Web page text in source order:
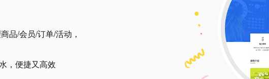
品/会员/订单/活动，
，便捷又高效